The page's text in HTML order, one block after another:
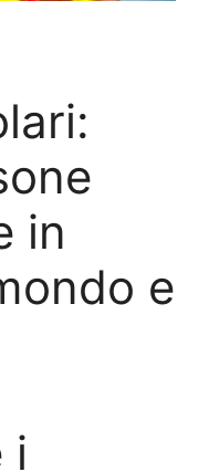
in
e
i